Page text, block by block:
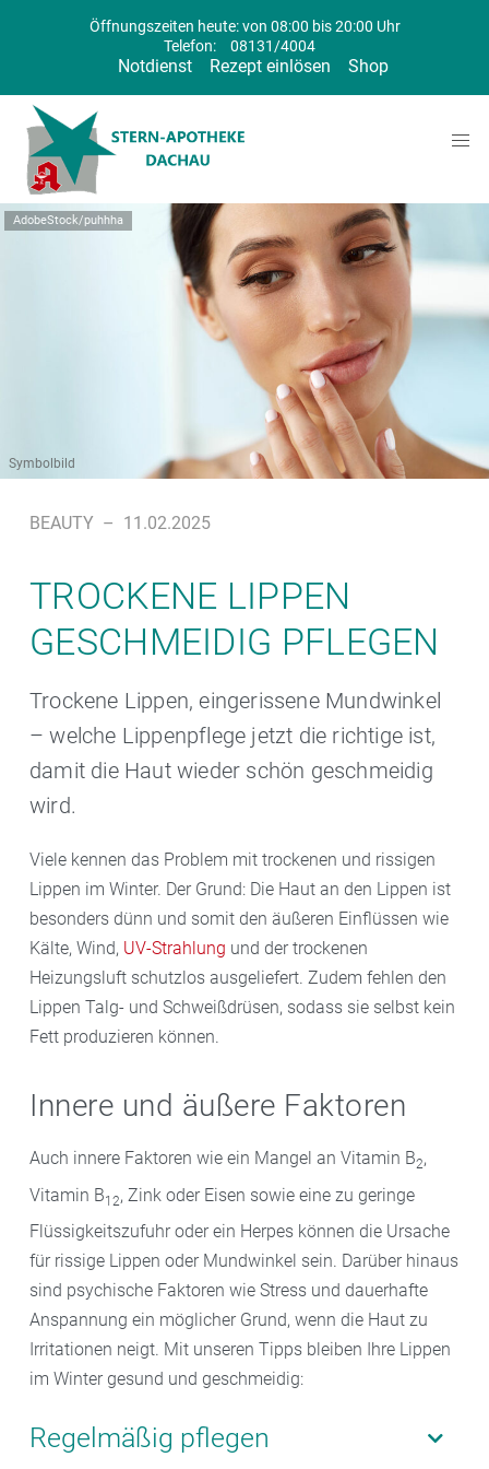
Öffnungszeiten heute: von 08:00 bis 20:00 Uhr
Telefon:
08131/4004
Notdienst Rezept einlösen Shop
AdobeStock/puhhha
Symbolbild
BEAUTY – 11.02.2025
TROCKENE LIPPEN
GESCHMEIDIG PFLEGEN
Trockene Lippen, eingerissene Mundwinkel
– welche Lippenpflege jetzt die richtige ist,
damit die Haut wieder schön geschmeidig
wird.
Viele kennen das Problem mit trockenen und rissigen
Lippen im Winter. Der Grund: Die Haut an den Lippen ist
besonders dünn und somit den äußeren Einflüssen wie
Kälte, Wind, UV-Strahlung und der trockenen
Heizungsluft schutzlos ausgeliefert. Zudem fehlen den
Lippen Talg- und Schweißdrüsen, sodass sie selbst kein
Fett produzieren können.
Innere und äußere Faktoren
Auch innere Faktoren wie ein Mangel an Vitamin B2,
Vitamin B12, Zink oder Eisen sowie eine zu geringe
Flüssigkeitszufuhr oder ein Herpes können die Ursache
für rissige Lippen oder Mundwinkel sein. Darüber hinaus
sind psychische Faktoren wie Stress und dauerhafte
Anspannung ein möglicher Grund, wenn die Haut zu
Irritationen neigt. Mit unseren Tipps bleiben Ihre Lippen
im Winter gesund und geschmeidig:
Regelmäßig pflegen